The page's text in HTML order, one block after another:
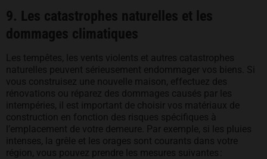
9. Les catastrophes naturelles et les
dommages climatiques
Les tempêtes, les vents violents et autres catastrophes
naturelles peuvent sérieusement endommager vos biens. Si
vous construisez une nouvelle maison, effectuez des
rénovations ou réparez des dommages causés par les
intempéries, il est important de choisir vos matériaux de
construction en fonction des risques spécifiques à
l’emplacement de votre demeure. Par exemple, si les pluies
intenses, la grêle et les orages sont courants dans votre
région, vous pouvez prendre les mesures suivantes :